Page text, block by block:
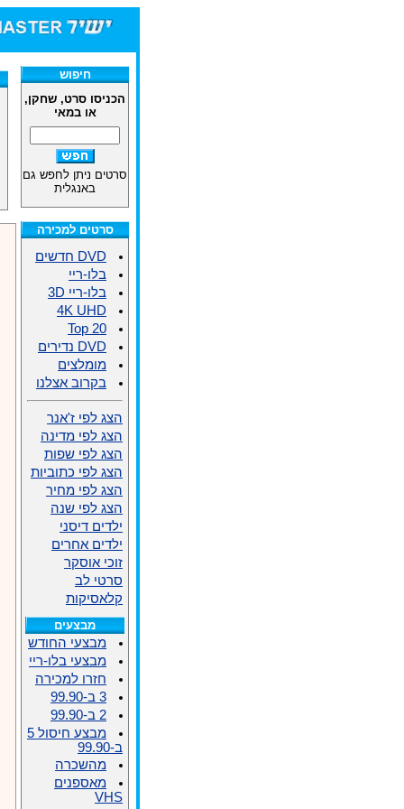
חיפוש
הכניסו סרט, שחקן,
או במאי
סרטים ניתן לחפש גם
באנגלית
סרטים למכירה
DVD חדשים
בלו-ריי
בלו-ריי 3D
4K UHD
Top 20
DVD נדירים
מומלצים
בקרוב אצלנו
הצג לפי ז'אנר
הצג לפי מדינה
הצג לפי שפות
הצג לפי כתוביות
הצג לפי מחיר
הצג לפי שנה
ילדים דיסני
ילדים אחרים
זוכי אוסקר
סרטי לב
קלאסיקות
מבצעים
מבצעי החודש
מבצעי בלו-ריי
חזרו למכירה
3 ב-99.90
2 ב-99.90
מבצע חיסול 5
ב-99.90
מהשכרה
מאספנים
VHS